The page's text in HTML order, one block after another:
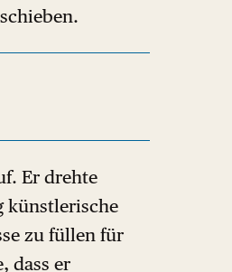
Er drehte
künstlerische
zu füllen für
dass er